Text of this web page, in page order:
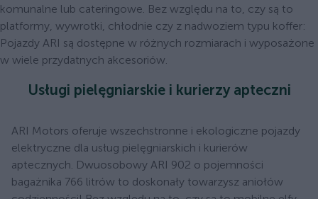
komunalne lub cateringowe. Bez względu na to, czy są to
platformy, wywrotki, chłodnie czy z nadwoziem typu koffer:
Pojazdy ARI są dostępne w różnych rozmiarach i wyposażone
w wiele przydatnych akcesoriów.
Usługi pielęgniarskie i kurierzy apteczni
ARI Motors oferuje wszechstronne i ekologiczne pojazdy
elektryczne dla usług pielęgniarskich i kurierów
aptecznych. Dwuosobowy ARI 902 o pojemności
bagażnika 766 litrów to doskonały towarzysz aniołów